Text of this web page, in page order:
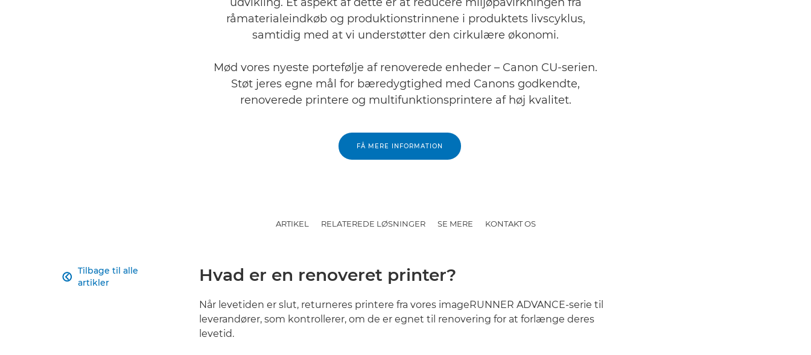
råmaterialeindkøb og produktionstrinnene i produktets livscyklus,
samtidig med at vi understøtter den cirkulære økonomi.
Mød vores nyeste portefølje af renoverede enheder – Canon CU-serien.
Støt jeres egne mål for bæredygtighed med Canons godkendte,
renoverede printere og multifunktionsprintere af høj kvalitet.
FÅ MERE INFORMATION
ARTIKEL RELATEREDE LØSNINGER SE MERE KONTAKT OS
Tilbage til alle
artikler
 Hvad er en renoveret printer?
Når levetiden er slut, returneres printere fra vores imageRUNNER ADVANCE-serie til
leverandører, som kontrollerer, om de er egnet til renovering for at forlænge deres
levetid.